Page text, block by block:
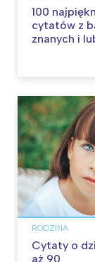
100
cytatów z
znanych i
RODZINA
Cytaty o
aż 90